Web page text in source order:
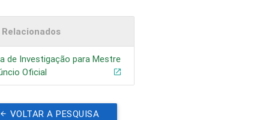
Relacionados
de Investigação para Mestre
Oficial
VOLTAR A PESQUISA